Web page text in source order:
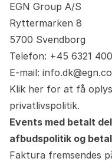
EGN Group A/S
Ryttermarken 8
5700 Svendborg
Telefon: +45 6321
E-mail:
Klik her for at få
privatlivspolitik.
Events med betalt
afbudspolitik og
Faktura fremsendes